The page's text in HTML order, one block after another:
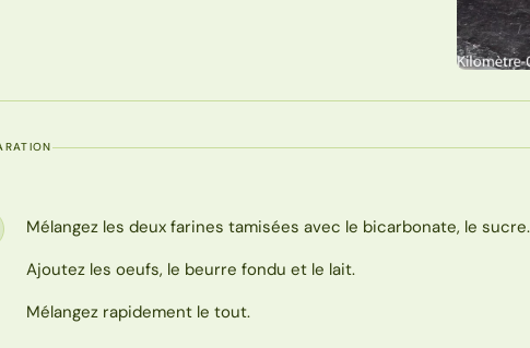
Mélangez les deux farines tamisées avec le bicarbonate, le sucre.
Ajoutez les oeufs, le beurre fondu et le lait.
Mélangez rapidement le tout.